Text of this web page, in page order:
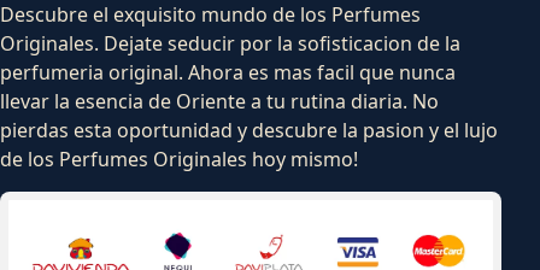
Descubre el exquisito mundo de los Perfumes
Originales. Dejate seducir por la sofisticacion de la
perfumeria original. Ahora es mas facil que nunca
llevar la esencia de Oriente a tu rutina diaria. No
pierdas esta oportunidad y descubre la pasion y el lujo
de los Perfumes Originales hoy mismo!